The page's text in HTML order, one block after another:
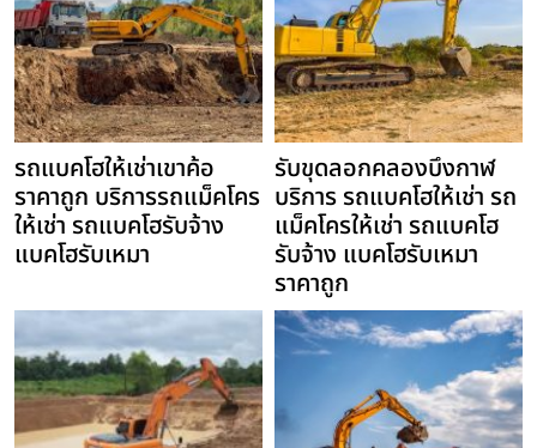
รถแบคโฮให้เช่าเขาค้อ
ราคาถูก บริการรถแม็คโคร
ให้เช่า รถแบคโฮรับจ้าง
แบคโฮรับเหมา
รับขุดลอกคลองบึงกาฬ
บริการ รถแบคโฮให้เช่า รถ
แม็คโครให้เช่า รถแบคโฮ
รับจ้าง แบคโฮรับเหมา
ราคาถูก